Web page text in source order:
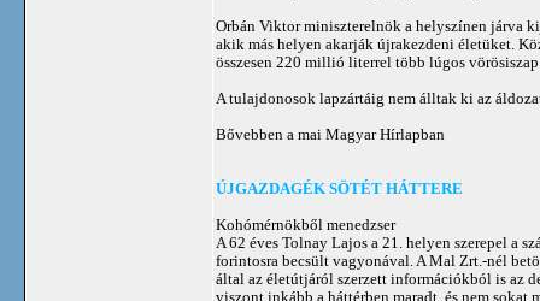
Orbán Viktor miniszterelnök a helyszínen járva
akik más helyen akarják újrakezdeni életüket.
összesen 220 millió literrel több lúgos
A tulajdonosok lapzártáig nem álltak ki az
Bővebben a mai Magyar Hírlapban
ÚJGAZDAGÉK SÖTÉT HÁTTERE
Kohómérnökből menedzser
A 62 éves Tolnay Lajos a 21. helyen szerepel a
forintosra becsült vagyonával. A Mal Zrt.-nél
által az életútjáról szerzett információkból is az
viszont inkább a háttérben maradt, és nem